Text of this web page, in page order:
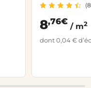
8,76€
/ m2
dont 0,04 €